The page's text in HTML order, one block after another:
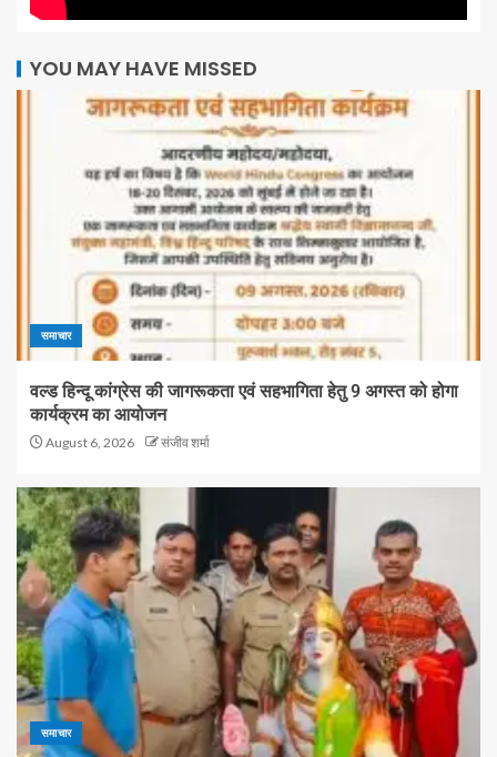
YOU MAY HAVE MISSED
समाचार
वल्ड हिन्दू कांग्रेस की जागरूकता एवं सहभागिता हेतु 9 अगस्त को होगा
कार्यक्रम का आयोजन
August 6, 2026 संजीव शर्मा
समाचार